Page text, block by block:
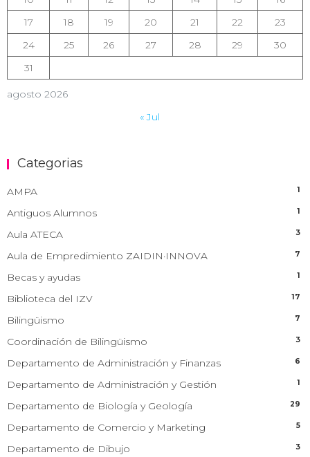
agosto 2026
17
18 19 20 21 22
23
24
25 26 27 28 29
30
31
« Jul
Categorias
AMPA 1
Antiguos Alumnos 1
Aula ATECA 3
Aula de Empredimiento ZAIDIN·INNOVA 7
Becas y ayudas 1
Biblioteca del IZV 17
Bilingüismo 7
Coordinación de Bilingüismo 3
Departamento de Administración y Finanzas 6
Departamento de Administración y Gestión 1
Departamento de Biología y Geología 29
Departamento de Comercio y Marketing 5
Departamento de Dibujo 3